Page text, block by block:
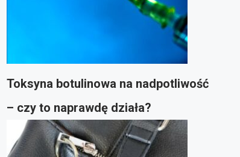
Toksyna botulinowa na nadpotliwość
– czy to naprawdę działa?